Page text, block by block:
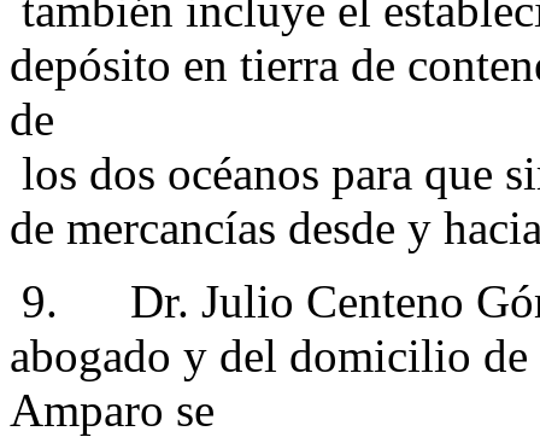
depósito en tierra de
de
los dos océanos para que
de mercancías desde y
9. Dr. Julio Centeno
abogado y del domicilio de
Amparo se